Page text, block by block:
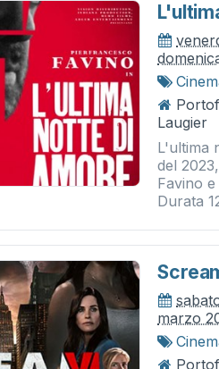
Laugier
L'ultima
del
Favino
Durata
marzo